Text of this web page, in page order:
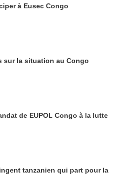
à Eusec Congo
sur la situation au Congo
de EUPOL Congo à la lutte
tanzanien qui part pour la